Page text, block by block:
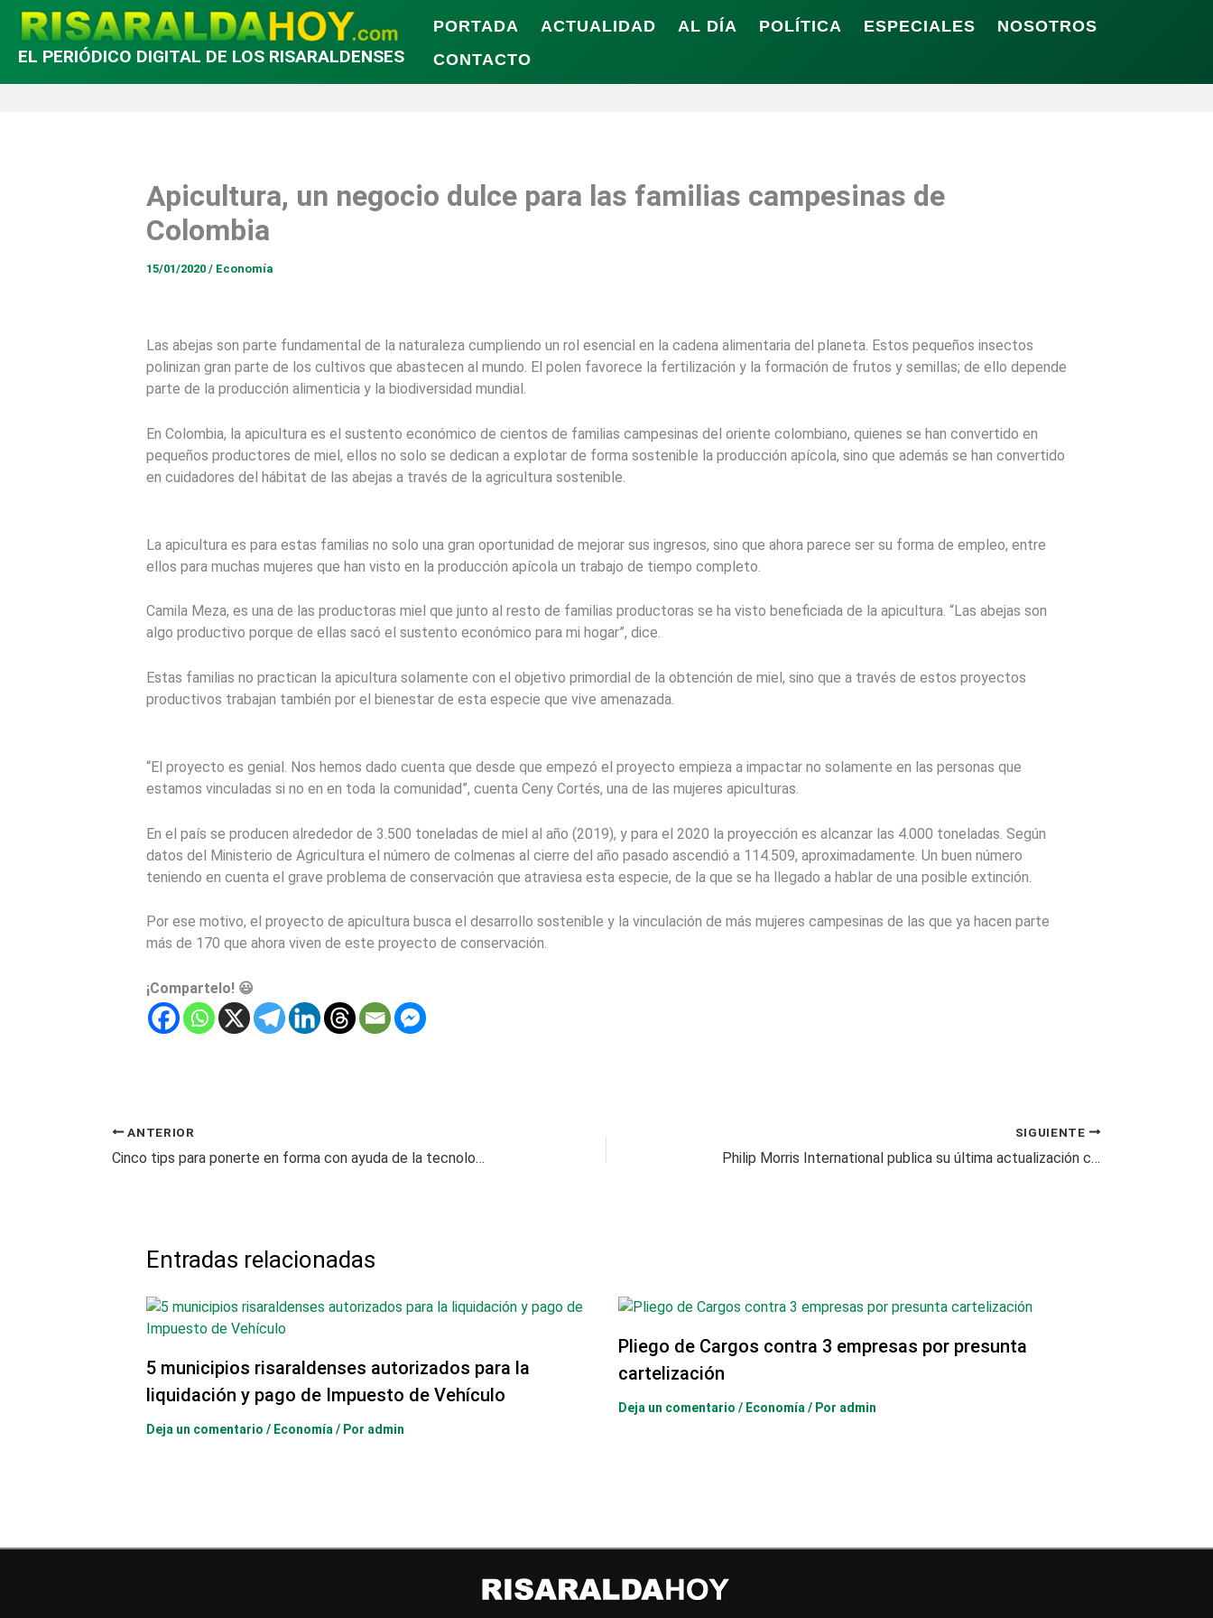
EL PERIÓDICO DIGITAL DE LOS RISARALDENSES
PORTADA ACTUALIDAD AL DÍA POLÍTICA ESPECIALES
NOSOTROS
CONTACTO
Apicultura, un negocio dulce para las familias campesinas de
Colombia
15/01/2020 / Economía
Las abejas son parte fundamental de la naturaleza cumpliendo un rol esencial en la cadena alimentaria del planeta. Estos pequeños insectos
polinizan gran parte de los cultivos que abastecen al mundo. El polen favorece la fertilización y la formación de frutos y semillas; de ello depende
parte de la producción alimenticia y la biodiversidad mundial.
En Colombia, la apicultura es el sustento económico de cientos de familias campesinas del oriente colombiano, quienes se han convertido en
pequeños productores de miel, ellos no solo se dedican a explotar de forma sostenible la producción apícola, sino que además se han convertido
en cuidadores del hábitat de las abejas a través de la agricultura sostenible.
La apicultura es para estas familias no solo una gran oportunidad de mejorar sus ingresos, sino que ahora parece ser su forma de empleo, entre
ellos para muchas mujeres que han visto en la producción apícola un trabajo de tiempo completo.
Camila Meza, es una de las productoras miel que junto al resto de familias productoras se ha visto beneficiada de la apicultura. “Las abejas son
algo productivo porque de ellas sacó el sustento económico para mi hogar”, dice.
Estas familias no practican la apicultura solamente con el objetivo primordial de la obtención de miel, sino que a través de estos proyectos
productivos trabajan también por el bienestar de esta especie que vive amenazada.
“El proyecto es genial. Nos hemos dado cuenta que desde que empezó el proyecto empieza a impactar no solamente en las personas que
estamos vinculadas si no en en toda la comunidad”, cuenta Ceny Cortés, una de las mujeres apiculturas.
En el país se producen alrededor de 3.500 toneladas de miel al año (2019), y para el 2020 la proyección es alcanzar las 4.000 toneladas. Según
datos del Ministerio de Agricultura el número de colmenas al cierre del año pasado ascendió a 114.509, aproximadamente. Un buen número
teniendo en cuenta el grave problema de conservación que atraviesa esta especie, de la que se ha llegado a hablar de una posible extinción.
Por ese motivo, el proyecto de apicultura busca el desarrollo sostenible y la vinculación de más mujeres campesinas de las que ya hacen parte
más de 170 que ahora viven de este proyecto de conservación.
¡Compartelo! 😃
ANTERIOR
Cinco tips para ponerte en forma con ayuda de la tecnología en el 2020
SIGUIENTE
Philip Morris International publica su última actualización científica sobre la nicotina
Entradas relacionadas
5 municipios risaraldenses autorizados para la
liquidación y pago de Impuesto de Vehículo
Deja un comentario / Economía / Por admin
Pliego de Cargos contra 3 empresas por presunta
cartelización
Deja un comentario / Economía/ Por admin